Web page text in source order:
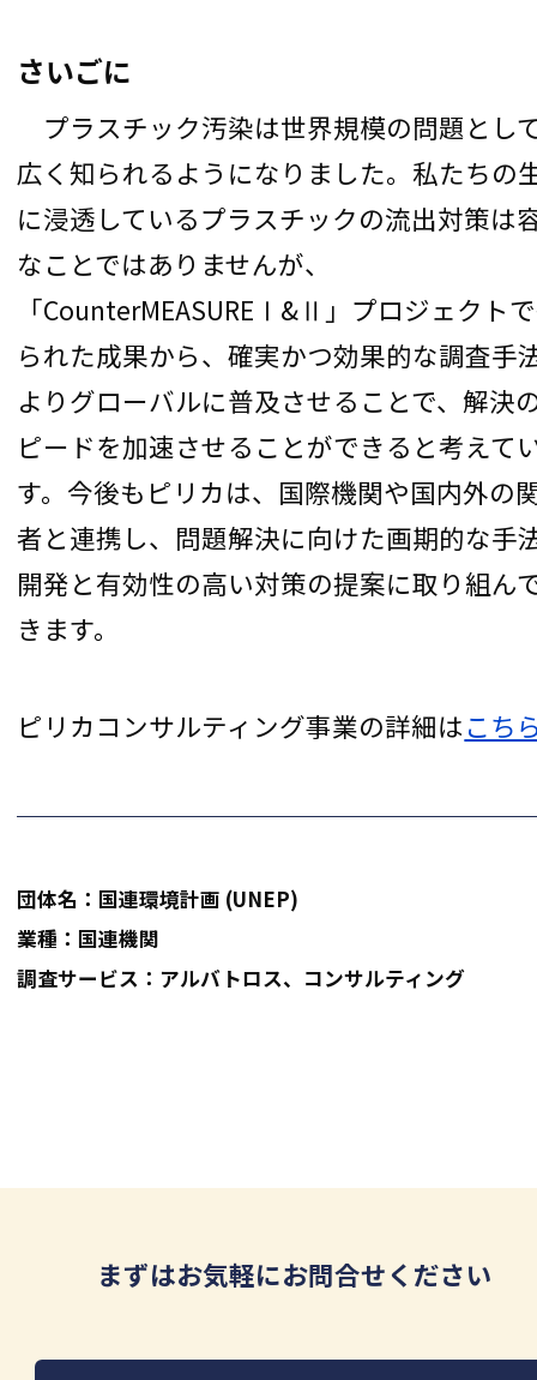
さいごに
プラスチック汚染は世界規模の問題とし
広く知られるようになりました。私たちの
に浸透しているプラスチックの流出対策は
なことではありませんが、
「CounterMEASUREⅠ&Ⅱ」プロジェクト
られた成果から、確実かつ効果的な調査手
よりグローバルに普及させることで、解決
ピードを加速させることができると考えて
す。今後もピリカは、国際機関や国内外の
者と連携し、問題解決に向けた画期的な手
開発と有効性の高い対策の提案に取り組ん
きます。
ピリカコンサルティング事業の詳細はこち
団体名：国連環境計画 (UNEP)
業種：国連機関
調査サービス：アルバトロス、コンサルティング
まずはお気軽にお問合せください